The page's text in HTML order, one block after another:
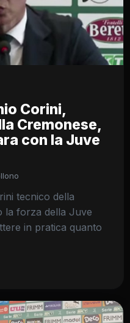
Corini,
Cremonese,
con la Juve
tecnico della
la forza della Juve
in pratica quanto